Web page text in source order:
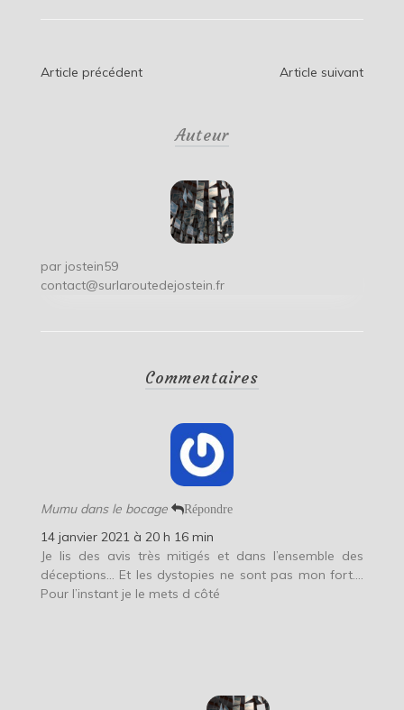
Navigation
Article précédent Article suivant
Auteur
par jostein59
contact@surlaroutedejostein.fr
Commentaires
Mumu dans le bocage Répondre
14 janvier 2021 à 20 h 16 min
Je lis des avis très mitigés et dans l’ensemble des
déceptions… Et les dystopies ne sont pas mon fort….
Pour l’instant je le mets d côté